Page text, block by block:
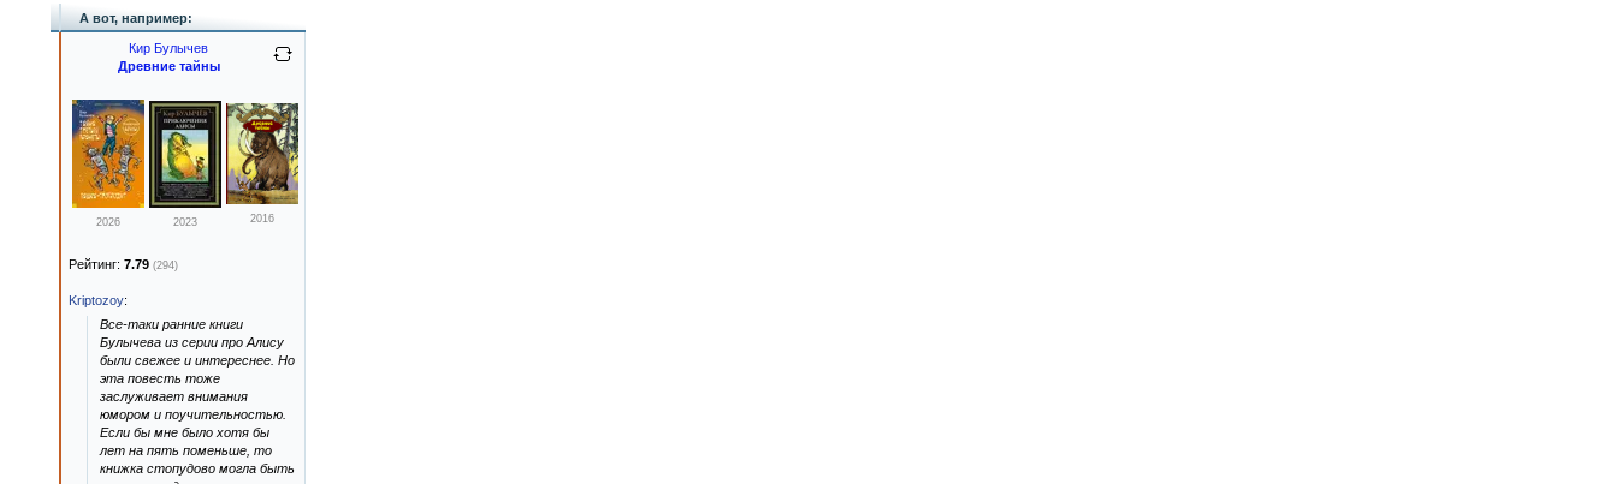
А вот, например:
Кир Булычев
Древние тайны
2026 2023 2016
Рейтинг: 7.79 (294)
Kriptozoy:
Все-таки ранние книги
Булычева из серии про Алису
были свежее и интереснее. Но
эта повесть тоже
заслуживает внимания
юмором и поучительностью.
Если бы мне было хотя бы
лет на пять поменьше, то
книжка стопудово могла быть